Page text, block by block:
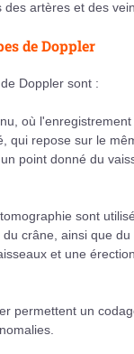
des artères et des
de Doppler
Doppler sont :
où
qui repose sur le
point donné du
sont
crâne, ainsi que
et une
permettent un